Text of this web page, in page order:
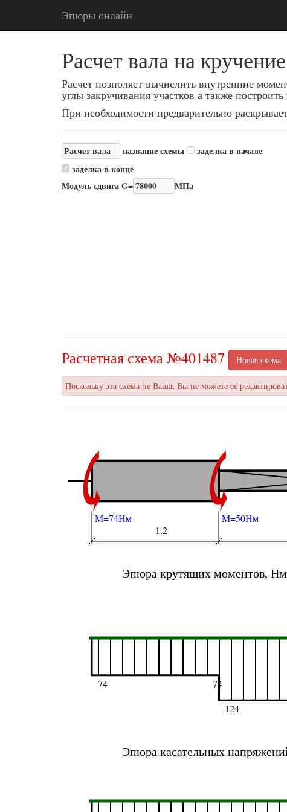
Эпюры онлайн
Расчет вала на кручение
Расчет позполяет вычислить внутренние
углы закручивания участков а также
При необходимости предварительно
название схемы
заделка в начале
заделка в конце
Модуль сдвига G=
МПа
Расчетная схема №401487 Новая схема
Поскольку эта схема не Ваша, Вы не можете ее
1.2
M=74Нм M=50Нм
74
74
124
Эпюра крутящих моментов, Нм
Эпюра касательных